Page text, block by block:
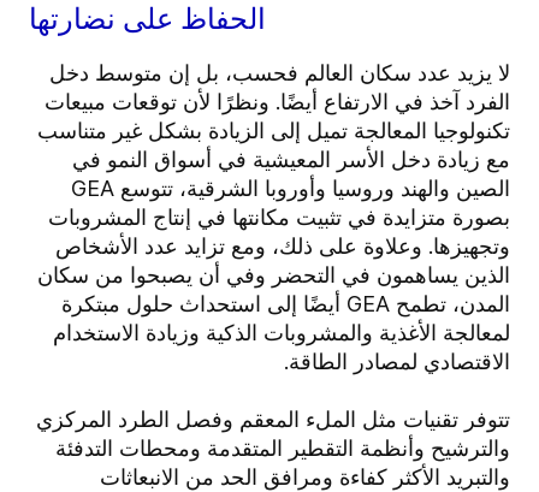
الحفاظ على نضارتها
لا يزيد عدد سكان العالم فحسب، بل إن متوسط دخل
الفرد آخذ في الارتفاع أيضًا. ونظرًا لأن توقعات مبيعات
تكنولوجيا المعالجة تميل إلى الزيادة بشكل غير متناسب
مع زيادة دخل الأسر المعيشية في أسواق النمو في
الصين والهند وروسيا وأوروبا الشرقية، تتوسع GEA
بصورة متزايدة في تثبيت مكانتها في إنتاج المشروبات
وتجهيزها. وعلاوة على ذلك، ومع تزايد عدد الأشخاص
الذين يساهمون في التحضر وفي أن يصبحوا من سكان
المدن، تطمح GEA أيضًا إلى استحداث حلول مبتكرة
لمعالجة الأغذية والمشروبات الذكية وزيادة الاستخدام
الاقتصادي لمصادر الطاقة.
تتوفر تقنيات مثل الملء المعقم وفصل الطرد المركزي
والترشيح وأنظمة التقطير المتقدمة ومحطات التدفئة
والتبريد الأكثر كفاءة ومرافق الحد من الانبعاثات